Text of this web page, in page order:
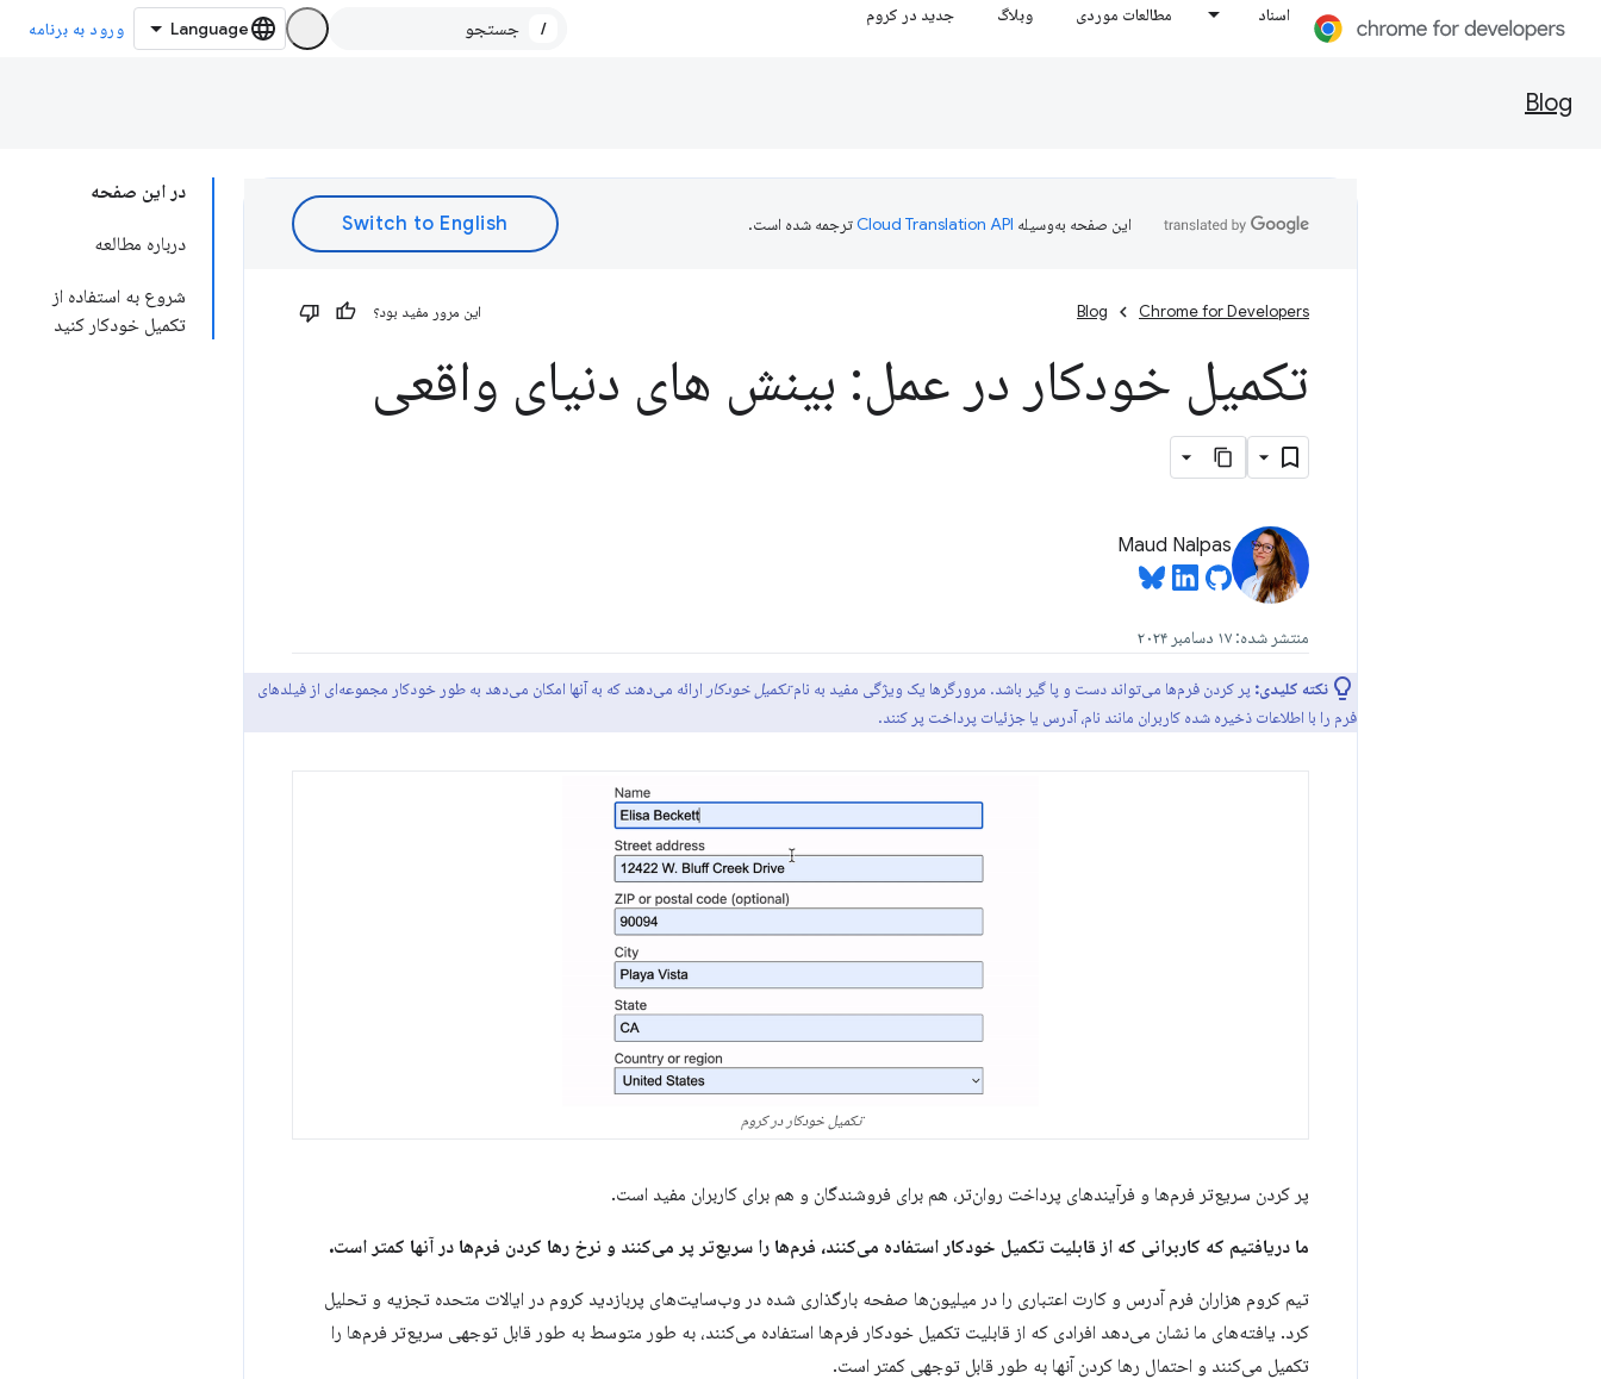
اسناد مطالعات موردی وبلاگ جدید در کروم
/ ورود به برنامه
Blog
در این صفحه
درباره مطالعه
شروع به استفاده از
تکمیل خودکار کنید
این صفحه به‌وسیله ترجمه شده است.
Chrome for Developers
Blog این مرور مفید بود؟
تکمیل خودکار در عمل: بینش های دنیای واقعی
Maud Nalpas
منتشر شده: ۱۷ دسامبر ۲۰۲۴
نکته کلیدی: پر کردن فرم‌ها می‌تواند دست و پا گیر باشد. مرورگرها یک ویژگی مفید به نامتکمیل خودکار ارائه می‌دهند که به آنها امکان می‌دهد به طور خودکار مجموعه‌ای از فیلدهای
فرم را با اطلاعات ذخیره شده کاربران مانند نام، آدرس یا جزئیات پرداخت پر کنند.
تکمیل خودکار در کروم
پر کردن سریع‌تر فرم‌ها و فرآیندهای پرداخت روان‌تر، هم برای فروشندگان و هم برای کاربران مفید است.
ما دریافتیم که کاربرانی که از قابلیت تکمیل خودکار استفاده می‌کنند، فرم‌ها را سریع‌تر پر می‌کنند و نرخ رها کردن فرم‌ها در آنها کمتر است.
تیم کروم هزاران فرم آدرس و کارت اعتباری را در میلیون‌ها صفحه بارگذاری شده در وب‌سایت‌های پربازدید کروم در ایالات متحده تجزیه و تحلیل
کرد. یافته‌های ما نشان می‌دهد افرادی که از قابلیت تکمیل خودکار فرم‌ها استفاده می‌کنند، به طور متوسط ​​​​به طور قابل توجهی سریع‌تر فرم‌ها را
تکمیل می‌کنند و احتمال رها کردن آنها به طور قابل توجهی کمتر است.